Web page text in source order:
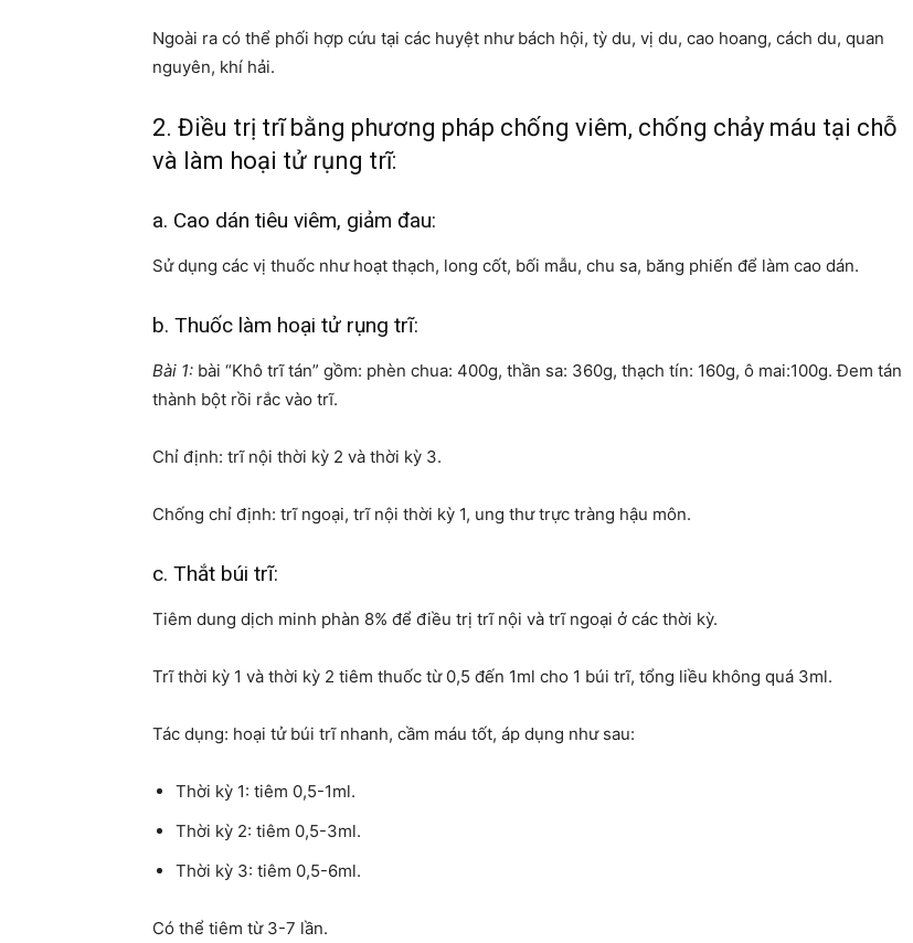
Ngoài ra có thể phối hợp cứu tại các huyệt như bách hội, tỳ du, vị du, cao hoang, cách du, quan
nguyên, khí hải.
2. Điều trị trĩ bằng phương pháp chống viêm, chống chảy máu tại chỗ
và làm hoại tử rụng trĩ:
a. Cao dán tiêu viêm, giảm đau:
Sử dụng các vị thuốc như hoạt thạch, long cốt, bối mẫu, chu sa, băng phiến để làm cao dán.
b. Thuốc làm hoại tử rụng trĩ:
Bài 1: bài “Khô trĩ tán” gồm: phèn chua: 400g, thần sa: 360g, thạch tín: 160g, ô mai:100g. Đem tán
thành bột rồi rắc vào trĩ.
Chỉ định: trĩ nội thời kỳ 2 và thời kỳ 3.
Chống chỉ định: trĩ ngoại, trĩ nội thời kỳ 1, ung thư trực tràng hậu môn.
c. Thắt búi trĩ:
Tiêm dung dịch minh phàn 8% để điều trị trĩ nội và trĩ ngoại ở các thời kỳ.
Trĩ thời kỳ 1 và thời kỳ 2 tiêm thuốc từ 0,5 đến 1ml cho 1 búi trĩ, tổng liều không quá 3ml.
Tác dụng: hoại tử búi trĩ nhanh, cầm máu tốt, áp dụng như sau:
Thời kỳ 1: tiêm 0,5-1ml.
Thời kỳ 2: tiêm 0,5-3ml.
Thời kỳ 3: tiêm 0,5-6ml.
Có thể tiêm từ 3-7 lần.